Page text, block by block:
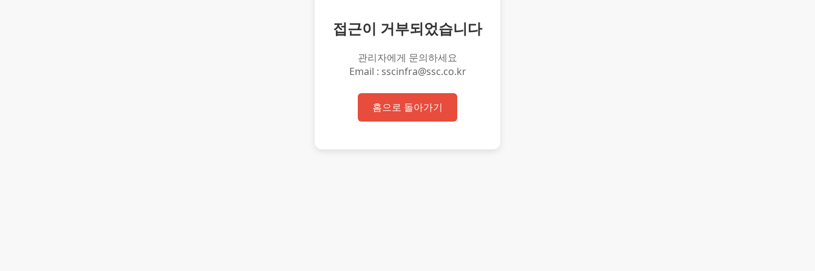
접근이 거부되었습니다
관리자에게 문의하세요
Email : sscinfra@ssc.co.kr
홈으로 돌아가기